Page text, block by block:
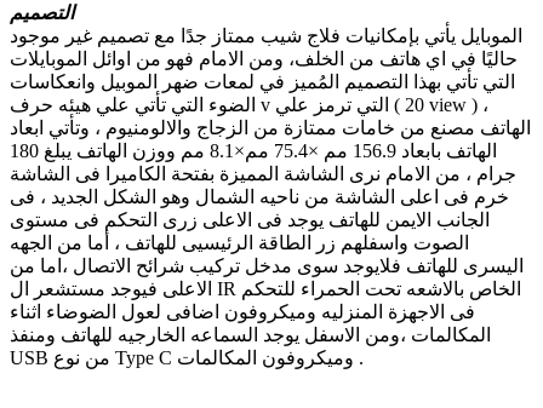
التصميم
الموبايل يأتي بإمكانيات فلاج شيب ممتاز جدًا مع تصميم غير موجود
حاليًا في اي هاتف من الخلف، ومن الامام فهو من اوائل الموبايلات
التي تأتي بهذا التصميم المُميز في لمعات ضهر الموبيل وانعكاسات
الضوء التي تأتي علي هيئه حرف v التي ترمز علي ( 20 view ) ،
الهاتف مصنع من خامات ممتازة من الزجاج والالومنيوم ، وتأتي ابعاد
الهاتف بابعاد 156.9 مم ×75.4 مم×8.1 مم ووزن الهاتف يبلغ 180
جرام ، من الامام نرى الشاشة المميزة بفتحة الكاميرا فى الشاشة
خرم فى اعلى الشاشة من ناحيه الشمال وهو الشكل الجديد ، فى
الجانب الايمن للهاتف يوجد فى الاعلى زرى التحكم فى مستوى
الصوت واسفلهم زر الطاقة الرئيسيى للهاتف ، أما من الجهه
اليسرى للهاتف فلايوجد سوى مدخل تركيب شرائح الاتصال ،اما من
الاعلى فيوجد مستشعر ال IR الخاص بالاشعه تحت الحمراء للتحكم
فى الاجهزة المنزليه وميكروفون اضافى لعول الضوضاء اثناء
المكالمات ،ومن الاسفل يوجد السماعه الخارجيه للهاتف ومنفذ
USB من نوع Type C وميكروفون المكالمات .